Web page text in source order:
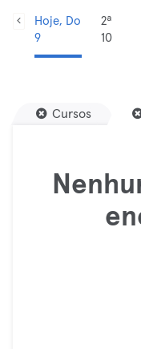
Hoje, Do
9
2ª
10
Cursos